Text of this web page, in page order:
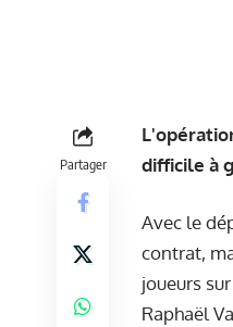
Partager
difficile à
Avec le
contrat,
joueurs
Raphaël